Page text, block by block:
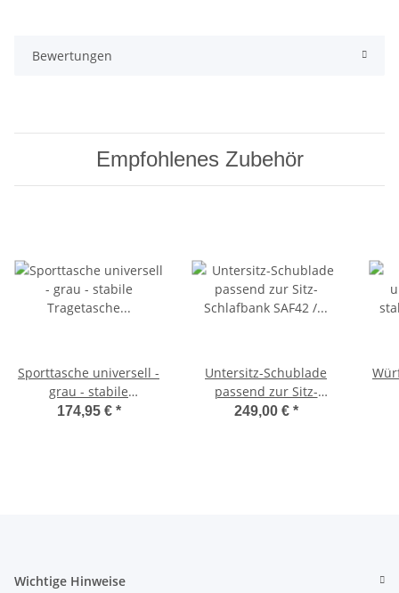
Bewertungen
Empfohlenes Zubehör
Sporttasche universell -
grau - stabile
Tragetasche für
174,95 € *
Untersitz-Schublade
passend zur Sitz-
Schlafbank SAF42 /
249,00 € *
Wichtige Hinweise